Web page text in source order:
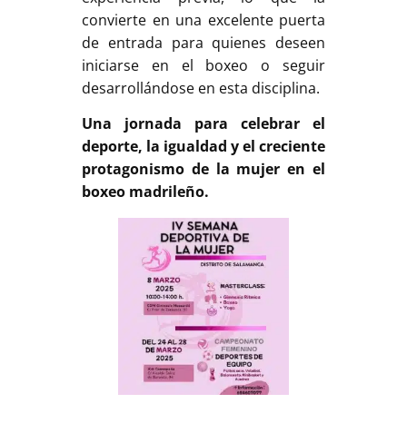
convierte en una excelente puerta
de entrada para quienes deseen
iniciarse en el boxeo o seguir
desarrollándose en esta disciplina.
Una jornada para celebrar el
deporte, la igualdad y el creciente
protagonismo de la mujer en el
boxeo madrileño.